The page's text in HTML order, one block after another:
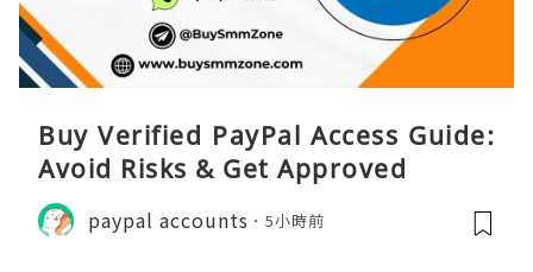
Buy Verified PayPal Access Guide:
Avoid Risks & Get Approved
paypal accounts 5小時前